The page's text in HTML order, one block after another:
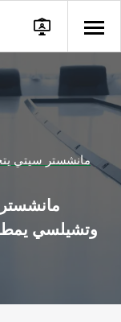
مانشستر سيتي
وتشيلسي